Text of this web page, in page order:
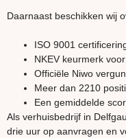
Daarnaast beschikken wij
ISO 9001
NKEV keurmerk
Officiële Niwo
Meer dan 2210
Een gemiddelde
Als verhuisbedrijf in
drie uur op aanvragen en